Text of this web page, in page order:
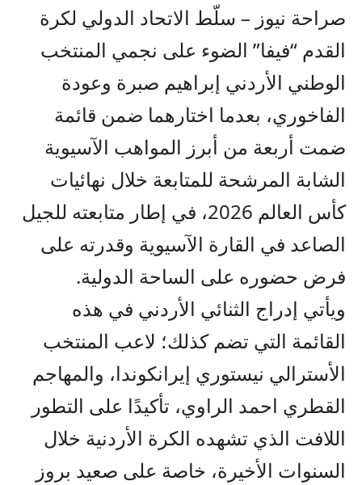
صراحة نيوز – سلّط الاتحاد الدولي لكرة
القدم “فيفا” الضوء على نجمي المنتخب
الوطني الأردني إبراهيم صبرة وعودة
الفاخوري، بعدما اختارهما ضمن قائمة
ضمت أربعة من أبرز المواهب الآسيوية
الشابة المرشحة للمتابعة خلال نهائيات
كأس العالم 2026، في إطار متابعته للجيل
الصاعد في القارة الآسيوية وقدرته على
فرض حضوره على الساحة الدولية.
ويأتي إدراج الثنائي الأردني في هذه
القائمة التي تضم كذلك؛ لاعب المنتخب
الأسترالي نيستوري إيرانكوندا، والمهاجم
القطري احمد الراوي، تأكيدًا على التطور
اللافت الذي تشهده الكرة الأردنية خلال
السنوات الأخيرة، خاصة على صعيد بروز